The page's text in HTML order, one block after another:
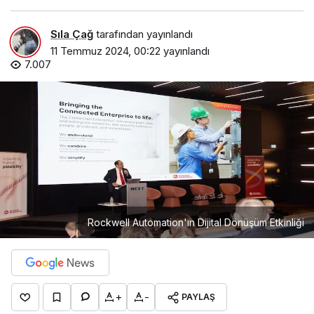
Sıla Çağ tarafından yayınlandı
11 Temmuz 2024, 00:22 yayınlandı
7.007
Rockwell Automation'ın Dijital Dönüşüm Etkinliği
+ - PAYLAŞ